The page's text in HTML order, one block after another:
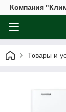
Компания
Товары и